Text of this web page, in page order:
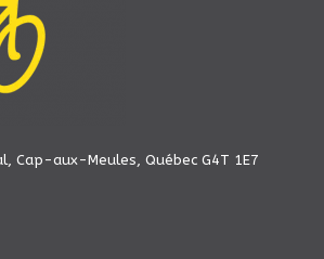
Cap-aux-Meules, Québec G4T 1E7